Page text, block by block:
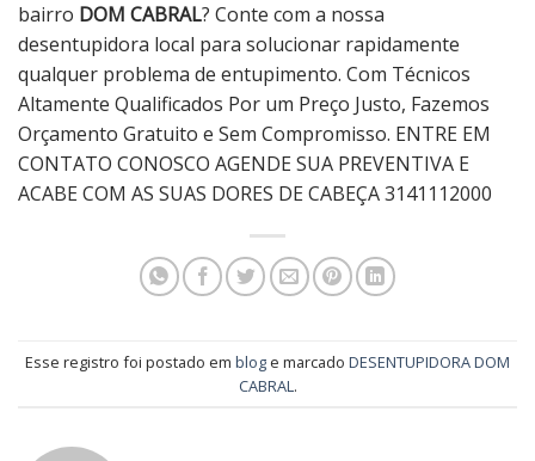
bairro DOM CABRAL? Conte com a nossa
desentupidora local para solucionar rapidamente
qualquer problema de entupimento. Com Técnicos
Altamente Qualificados Por um Preço Justo, Fazemos
Orçamento Gratuito e Sem Compromisso. ENTRE EM
CONTATO CONOSCO AGENDE SUA PREVENTIVA E
ACABE COM AS SUAS DORES DE CABEÇA 3141112000
Esse registro foi postado em blog e marcado DESENTUPIDORA DOM
CABRAL.